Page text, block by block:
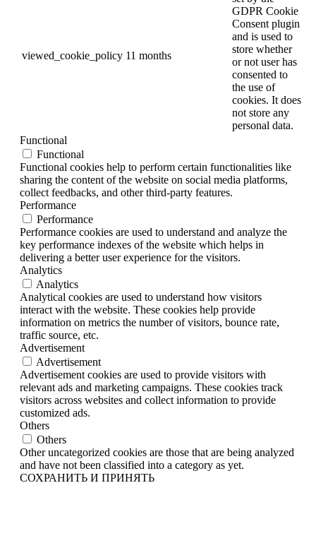
viewed_cookie_policy 11 months
GDPR Cookie
Consent plugin
and is used to
store whether
or not user has
consented to
the use of
cookies. It does
not store any
personal data.
Functional
Functional
Functional cookies help to perform certain functionalities like
sharing the content of the website on social media platforms,
collect feedbacks, and other third-party features.
Performance
Performance
Performance cookies are used to understand and analyze the
key performance indexes of the website which helps in
delivering a better user experience for the visitors.
Analytics
Analytics
Analytical cookies are used to understand how visitors
interact with the website. These cookies help provide
information on metrics the number of visitors, bounce rate,
traffic source, etc.
Advertisement
Advertisement
Advertisement cookies are used to provide visitors with
relevant ads and marketing campaigns. These cookies track
visitors across websites and collect information to provide
customized ads.
Others
Others
Other uncategorized cookies are those that are being analyzed
and have not been classified into a category as yet.
СОХРАНИТЬ И ПРИНЯТЬ